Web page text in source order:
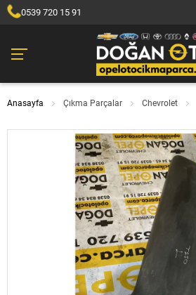
0539 720 15 91
Anasayfa Çıkma Parçalar Chevrolet